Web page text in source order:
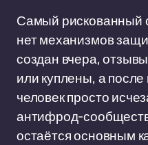
Самый рискованный
нет механизмов
создан вчера,
или куплены, а
человек просто
антифрод-
остаётся основным